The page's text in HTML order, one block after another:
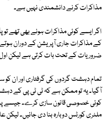
مذاکرات کرنے دانشمندی نہیں ہے۔
اگر ایسے کوئی مذاکرات ہونے بھی تھے
کے مذاکرات جاری آپریشن کے دوران
ضروریات کے تحت بات کرتی ہے لیکن اول
تمام دہشت گردوں کی گرفتاری اور ان کو
آگیا۔ یہ تو ممکن ہے کہ ٹی ٹی پی کے
کوئی خصوصی قانون سازی کرے۔ جیسے
ملٹری کورٹس دوبارہ بنا دی جائیں۔ لیکن